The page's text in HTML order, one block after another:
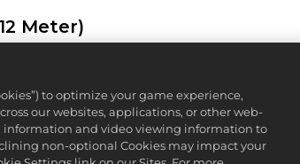
Meter)
ist das relativ kurze Par
anzusteuern, das durch
180-Meter-Abschlag
to optimize your game experience,
our websites, applications, or other web-
information and video viewing information to
non-optional Cookies may impact your